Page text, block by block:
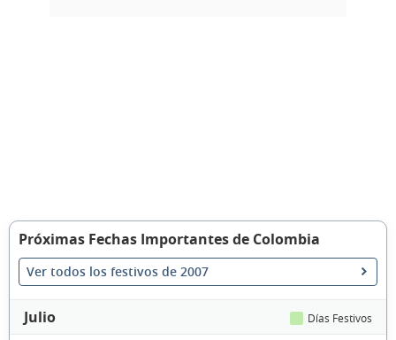
Próximas Fechas Importantes de Colombia
Ver todos los festivos de 2007
Julio Días Festivos